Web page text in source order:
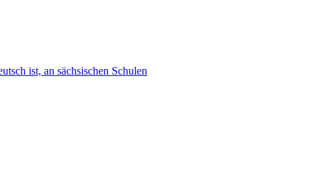
ist, an sächsischen Schulen